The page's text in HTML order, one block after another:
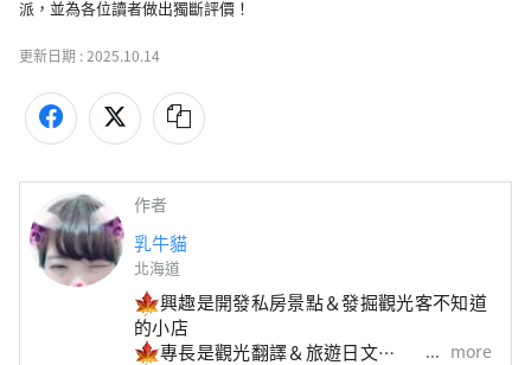
派，並為各位讀者做出獨斷評價！
更新日期 :2025.10.14
作者
乳牛貓
北海道
興趣是開發私房景點＆發掘觀光客不知道
的小店
專長是觀光翻譯＆旅遊日文
more